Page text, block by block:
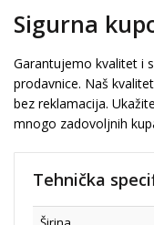
Sigurna
Garantujemo kvalitet i
prodavnice. Naš
bez reklamacija.
mnogo zadovoljnih
Tehnička